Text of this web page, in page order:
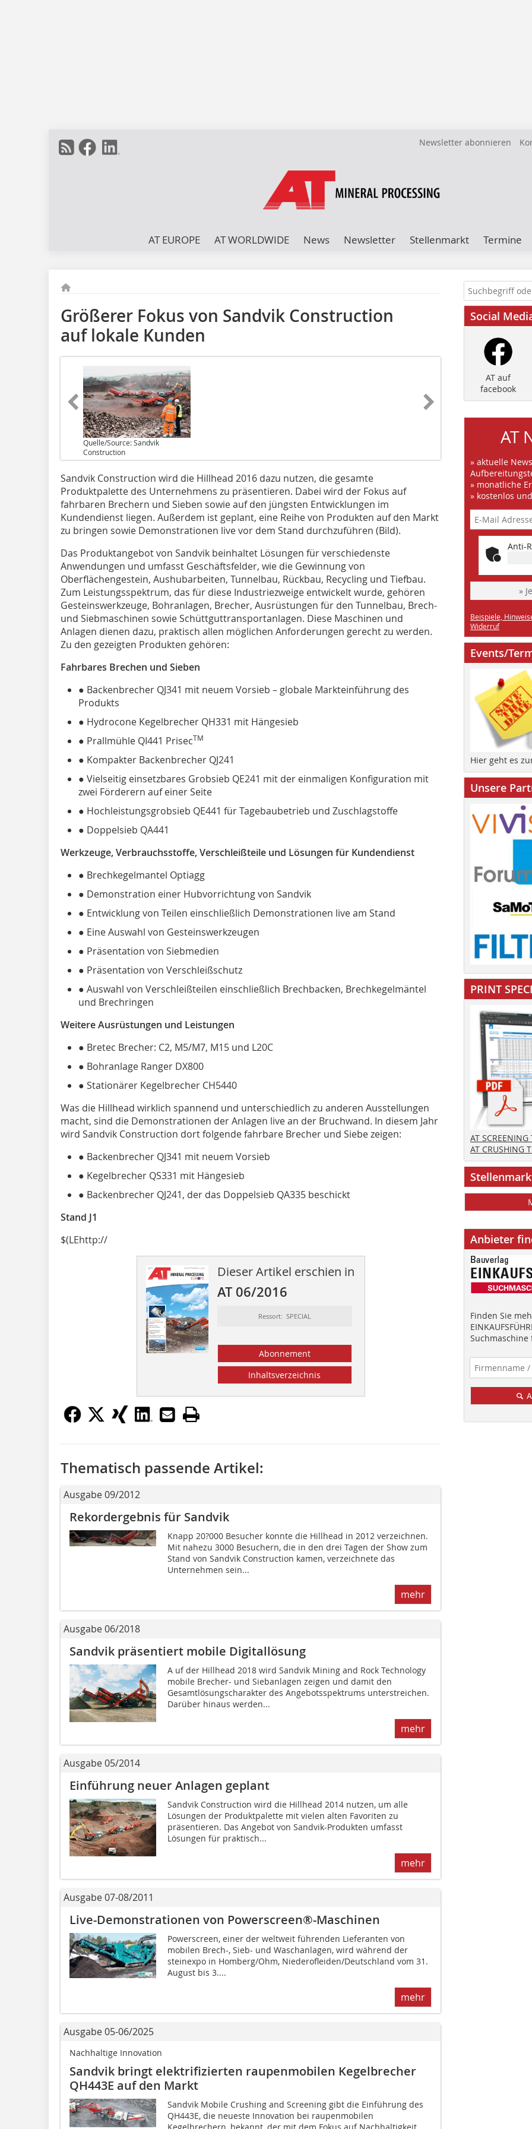
Newsletter abonnieren
AT EUROPE AT WORLDWIDE News Newsletter Stellenmarkt Termine
Größerer Fokus von Sandvik Construction
auf lokale­ Kunden
Quelle/Source: Sandvik
Construction
Sandvik Construction wird die Hillhead 2016 dazu nutzen, die gesamte
Produktpalette des Unternehmens zu präsentieren. Dabei wird der Fokus auf
fahrbaren Brechern und Sieben sowie auf den jüngsten Entwicklungen im
Kundendienst liegen. Außerdem ist geplant, eine Reihe von Produkten auf den Markt
zu bringen sowie Demonstrationen live vor dem Stand durchzuführen (Bild).
Das Produktangebot von Sandvik beinhaltet Lösungen für verschiedenste
Anwendungen und umfasst Geschäftsfelder, wie die Gewinnung von
Oberflächengestein, Aushubarbeiten, Tunnelbau, Rückbau, Recycling und Tiefbau.
Zum Leistungsspektrum, das für diese Industriezweige entwickelt wurde, gehören
Gesteinswerkzeuge, Bohranlagen, Brecher, Ausrüstungen für den Tunnelbau, Brech-
und Siebmaschinen sowie Schüttguttransportanlagen. Diese Maschinen und
Anlagen dienen dazu, praktisch allen möglichen Anforderungen gerecht zu werden.
Zu den gezeigten Produkten gehören:
Fahrbares Brechen und Sieben
● Backenbrecher QJ341 mit neuem Vorsieb – globale Markteinführung des
Produkts
● Hydrocone Kegelbrecher QH331 mit Hängesieb
● Prallmühle QI441 PrisecTM
● Kompakter Backenbrecher QJ241
● Vielseitig einsetzbares Grobsieb QE241 mit der einmaligen Konfiguration mit
zwei Förderern auf einer Seite
● Hochleistungsgrobsieb QE441 für Tagebaubetrieb und Zuschlagstoffe
● Doppelsieb QA441
Werkzeuge, Verbrauchsstoffe, Verschleißteile und Lösungen für Kundendienst
● Brechkegelmantel Optiagg
● Demonstration einer Hubvorrichtung von Sandvik
● Entwicklung von Teilen einschließlich Demonstrationen live am Stand
● Eine Auswahl von Gesteinswerkzeugen
● Präsentation von Siebmedien
● Präsentation von Verschleißschutz
● Auswahl von Verschleißteilen einschließlich Brechbacken, Brechkegelmäntel
und Brechringen
Weitere Ausrüstungen und Leistungen
● Bretec Brecher: C2, M5/M7, M15 und L20C
● Bohranlage Ranger DX800
● Stationärer Kegelbrecher CH5440
Was die Hillhead wirklich spannend und unterschiedlich zu anderen Ausstellungen
macht, sind die Demonstrationen der Anlagen live an der Bruchwand. In diesem Jahr
wird Sandvik Construction dort folgende fahrbare Brecher und Siebe zeigen:
● Backenbrecher QJ341 mit neuem Vorsieb
● Kegelbrecher QS331 mit Hängesieb
● Backenbrecher QJ241, der das Doppelsieb QA335 beschickt
Stand J1
$(LEhttp://
Dieser Artikel erschien in
AT 06/2016
Ressort: SPECIAL
Abonnement
Inhaltsverzeichnis
Thematisch passende Artikel:
Ausgabe 09/2012
Rekordergebnis für Sandvik
Knapp 20?000 Besucher konnte die Hillhead in 2012 verzeichnen.
Mit nahezu 3000 Besuchern, die in den drei Tagen der Show zum
Stand von Sandvik Construction kamen, verzeichnete das
Unternehmen sein...
mehr
Ausgabe 06/2018
Sandvik präsentiert mobile Digitallösung
A uf der Hillhead 2018 wird Sandvik Mining and Rock Technology
mobile Brecher- und Siebanlagen zeigen und damit den
Gesamtlösungscharakter des Angebotsspektrums unterstreichen.
Darüber hinaus werden...
mehr
Ausgabe 05/2014
Einführung neuer Anlagen geplant
Sandvik Construction wird die Hillhead 2014 nutzen, um alle
Lösungen der Produktpalette mit vielen alten Favoriten zu
präsentieren. Das Angebot von Sandvik-Produkten umfasst
Lösungen für praktisch...
mehr
Ausgabe 07-08/2011
Live-Demonstrationen von Powerscreen®-Maschinen
Powerscreen, einer der weltweit führenden Lieferanten von
mobilen Brech-, Sieb- und Waschanlagen, wird während der
stein­expo in Homberg/Ohm, Niederofleiden­/Deutschland vom 31.
August bis 3....
mehr
Ausgabe 05-06/2025
Nachhaltige Innovation
Sandvik bringt elektrifizierten raupenmobilen Kegelbrecher
QH443E auf den Markt
Sandvik Mobile Crushing and Screening gibt die Einführung des
QH443E, die neueste Innovation bei raupenmobilen
Social
AT auf
facebook
AT
» aktuelle
» monatliche
» kostenlos
Anti-
»
Beispiele,
Widerruf
Events/
Hier geht es
Unsere
PRINT
AT
AT CRUSHING
Anbieter
Finden Sie